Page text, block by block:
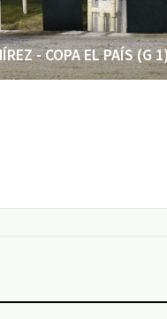
- COPA EL PAÍS (G